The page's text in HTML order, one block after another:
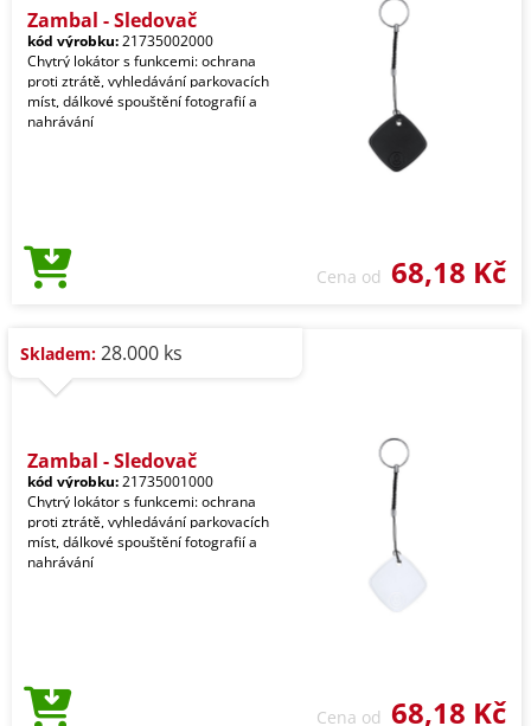
Zambal - Sledovač
kód výrobku:21735002000
Chytrý lokátor s funkcemi: ochrana
proti ztrátě, vyhledávání parkovacích
míst, dálkové spouštění fotografií a
nahrávání
Cena od 68,18 Kč
Skladem: 28.000 ks
Zambal - Sledovač
kód výrobku:21735001000
Chytrý lokátor s funkcemi: ochrana
proti ztrátě, vyhledávání parkovacích
míst, dálkové spouštění fotografií a
nahrávání
Cena od 68,18 Kč